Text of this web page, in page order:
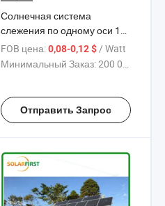
Солнечная система
слежения по одному оси 1
Солнечный трекер
FOB цена: 0,08-0,12 $/ Watt
Минимальный Заказ:200 000 Watt
Отправить Запрос